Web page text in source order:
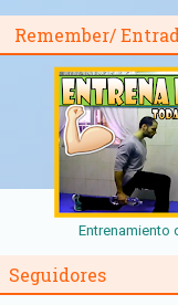
Remember/
Entrenamiento
Seguidores